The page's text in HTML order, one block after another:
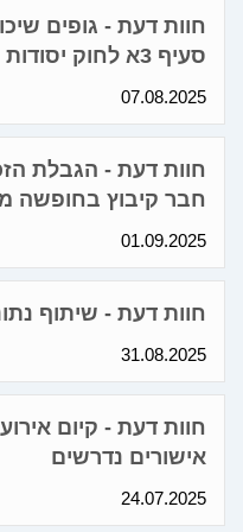
חוות דעת - גופים
סעיף 3א לחוק יסודות התקציב
07.08.2025
חוות דעת - הגבלת
חבר קיבוץ בחופשה
01.09.2025
חוות דעת - שיתוף
31.08.2025
חוות דעת - קיום
אישורים נדרשים
24.07.2025